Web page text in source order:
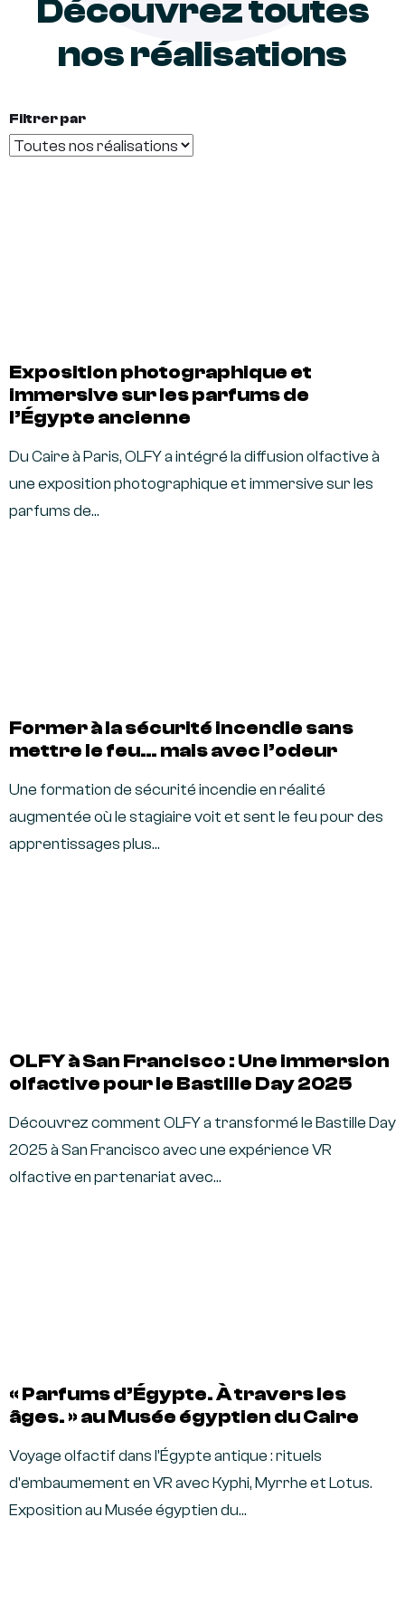
Découvrez toutes
nos réalisations
Filtrer par
Exposition photographique et
immersive sur les parfums de
l’Égypte ancienne
Du Caire à Paris, OLFY a intégré la diffusion olfactive à
une exposition photographique et immersive sur les
parfums de…
Former à la sécurité incendie sans
mettre le feu… mais avec l’odeur
Une formation de sécurité incendie en réalité
augmentée où le stagiaire voit et sent le feu pour des
apprentissages plus…
OLFY à San Francisco : Une immersion
olfactive pour le Bastille Day 2025
Découvrez comment OLFY a transformé le Bastille Day
2025 à San Francisco avec une expérience VR
olfactive en partenariat avec…
« Parfums d’Égypte. À travers les
âges. » au Musée égyptien du Caire
Voyage olfactif dans l'Égypte antique : rituels
d'embaumement en VR avec Kyphi, Myrrhe et Lotus.
Exposition au Musée égyptien du…